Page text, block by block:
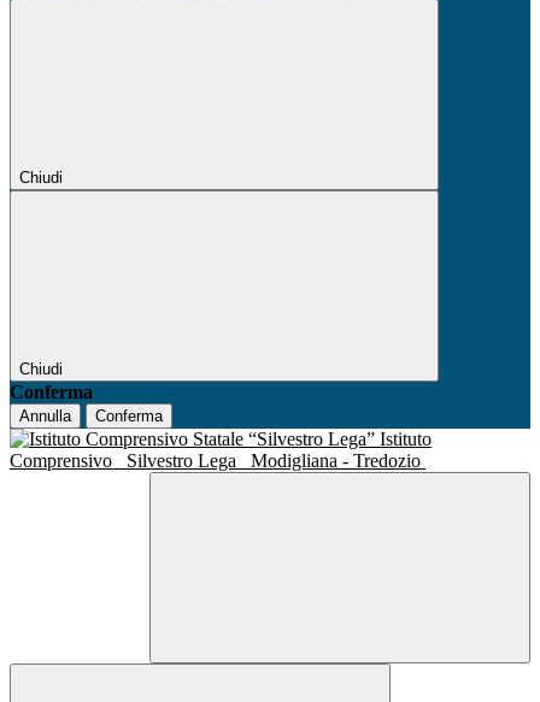
Chiudi
Chiudi
Conferma
Annulla Conferma
Istituto
Comprensivo
Silvestro Lega Modigliana - Tredozio